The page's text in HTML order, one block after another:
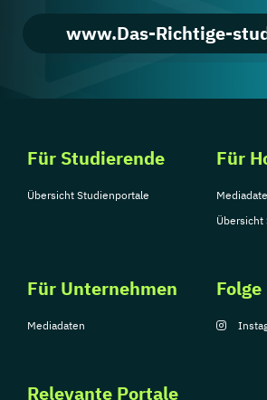
www.Das-Richtige-
Für Studierende
Übersicht Studienportale
Für
Übersicht
Für Unternehmen
Mediadaten
Relevante Portale